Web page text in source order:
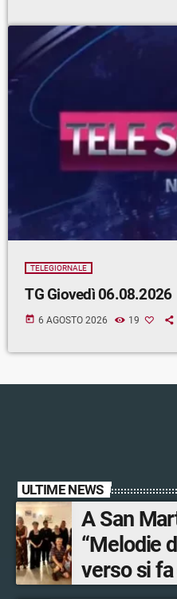
TELEGIORNALE
TG Giovedì 06.08.2026
today 6 AGOSTO 2026 19
ULTIME NEWS
A San
“Melodie
verso si fa